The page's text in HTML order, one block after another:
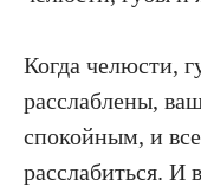
Когда челюсти,
расслаблены,
спокойным, и
расслабиться. И